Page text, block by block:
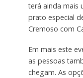
terá ainda mais
prato especial
Cremoso com
Em mais este
as pessoas
chegam. As